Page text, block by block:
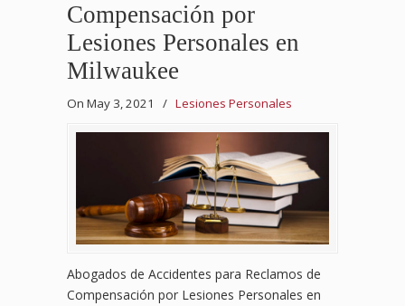
Compensación por
Lesiones Personales en
Milwaukee
On May 3, 2021 / Lesiones Personales
Abogados de Accidentes para Reclamos de
Compensación por Lesiones Personales en